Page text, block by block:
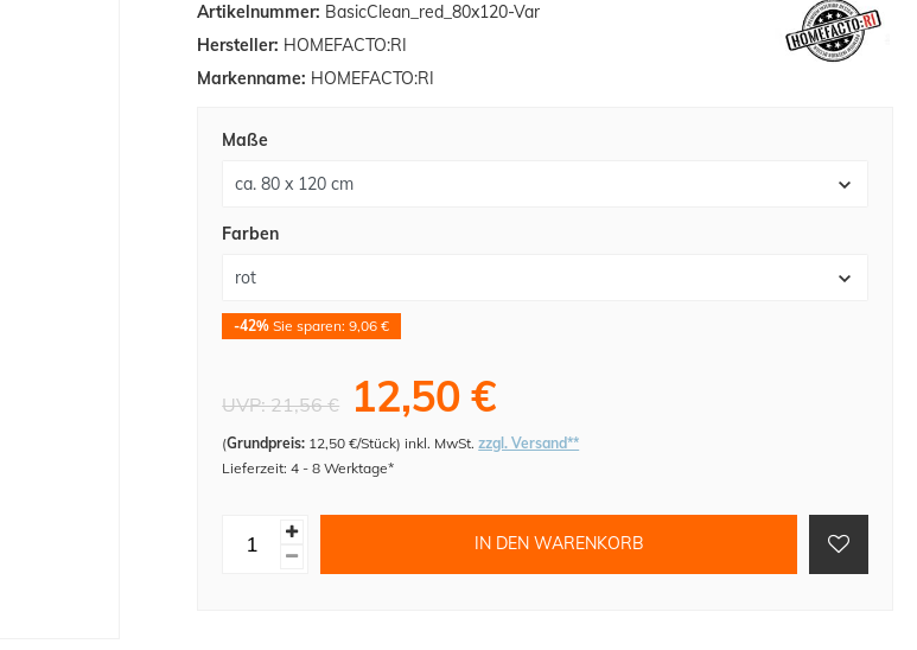
Artikelnummer: BasicClean_red_80x120-Var
Hersteller: HOMEFACTO:RI
Markenname: HOMEFACTO:RI
Maße
Farben
-42% Sie sparen: 9,06 €
UVP:21,56 € 12,50 €
(Grundpreis: 12,50 €/Stück)inkl. MwSt.zzgl. Versand**
Lieferzeit: 4 - 8 Werktage*
IN DEN WARENKORB